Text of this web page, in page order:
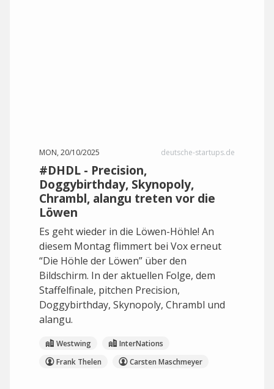
MON, 20/10/2025 deutsche-startups.de
#DHDL - Precision,
Doggybirthday, Skynopoly,
Chrambl, alangu treten vor die
Löwen
Es geht wieder in die Löwen-Höhle! An
diesem Montag flimmert bei Vox erneut
“Die Höhle der Löwen” über den
Bildschirm. In der aktuellen Folge, dem
Staffelfinale, pitchen Precision,
Doggybirthday, Skynopoly, Chrambl und
alangu.
Westwing
InterNations
Frank Thelen
Carsten Maschmeyer